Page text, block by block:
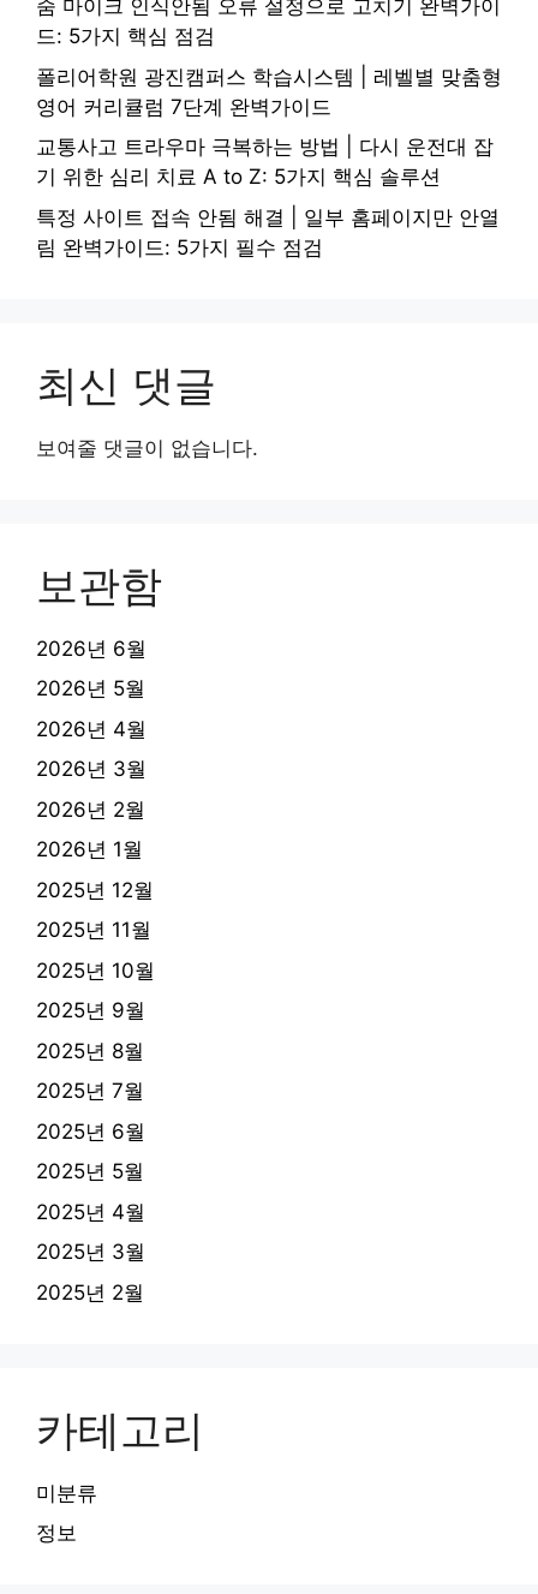
줌 마이크 인식안됨 오류 설정으로 고치기 완벽가이
드: 5가지 핵심 점검
폴리어학원 광진캠퍼스 학습시스템 | 레벨별 맞춤형
영어 커리큘럼 7단계 완벽가이드
교통사고 트라우마 극복하는 방법 | 다시 운전대 잡
기 위한 심리 치료 A to Z: 5가지 핵심 솔루션
특정 사이트 접속 안됨 해결 | 일부 홈페이지만 안열
림 완벽가이드: 5가지 필수 점검
최신 댓글
보여줄 댓글이 없습니다.
보관함
2026년 6월
2026년 5월
2026년 4월
2026년 3월
2026년 2월
2026년 1월
2025년 12월
2025년 11월
2025년 10월
2025년 9월
2025년 8월
2025년 7월
2025년 6월
2025년 5월
2025년 4월
2025년 3월
2025년 2월
카테고리
미분류
정보